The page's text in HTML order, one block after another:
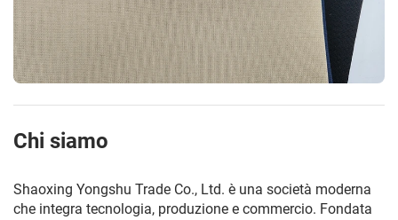
Chi siamo
Shaoxing Yongshu Trade Co., Ltd. è una società moderna
che integra tecnologia, produzione e commercio. Fondata